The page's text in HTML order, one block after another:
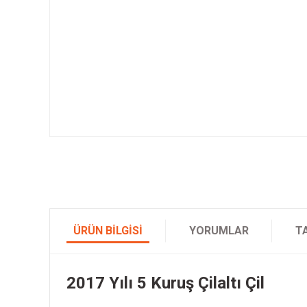
ÜRÜN BILGISI YORUMLAR
2017 Yılı 5 Kuruş Çilaltı Çil